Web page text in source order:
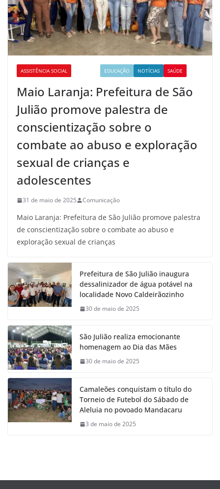
ASSISTÊNCIA SOCIAL EDUCAÇÃO NOTÍCIAS SAÚDE
Maio Laranja: Prefeitura de São
Julião promove palestra de
conscientização sobre o
combate ao abuso e exploração
sexual de crianças e
adolescentes
31 de maio de 2025 Comunicação
Maio Laranja: Prefeitura de São Julião promove palestra
de conscientização sobre o combate ao abuso e
exploração sexual de crianças
Prefeitura de São Julião inaugura
dessalinizador de água potável na
localidade Novo Caldeirãozinho
30 de maio de 2025
São Julião realiza emocionante
homenagem ao Dia das Mães
30 de maio de 2025
Camaleões conquistam o título do
Torneio de Futebol do Sábado de
Aleluia no povoado Mandacaru
3 de maio de 2025